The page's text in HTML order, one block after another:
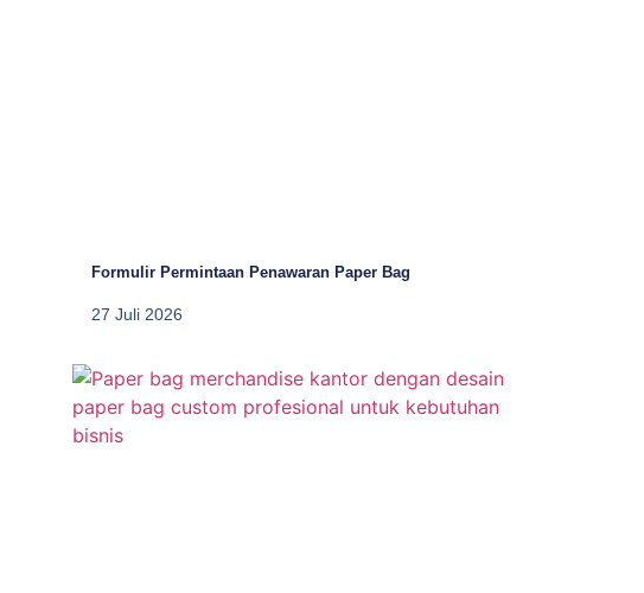
Formulir Permintaan Penawaran Paper Bag
27 Juli 2026